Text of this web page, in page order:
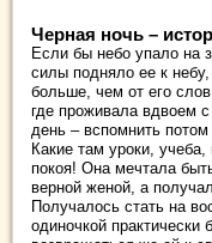
Черная ночь –
Если бы небо упало на
силы подняло ее к
больше, чем от его
где проживала вдвоем
день – вспомнить
Какие там уроки,
покоя! Она мечтала
верной женой, а
Получалось стать на
одиночкой